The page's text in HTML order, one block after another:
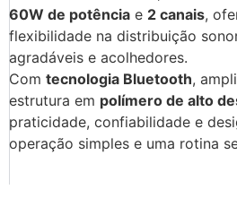
60W de potência e 2 canais,
flexibilidade na distribuição
agradáveis e acolhedores.
Com tecnologia Bluetooth,
estrutura em polímero de alto
praticidade, confiabilidade e
operação simples e uma rotina